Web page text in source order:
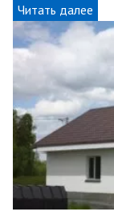
Читать далее